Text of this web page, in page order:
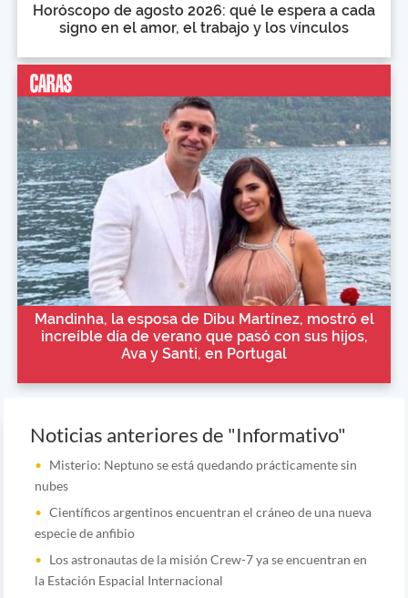
Horóscopo de agosto 2026: qué le espera a cada
signo en el amor, el trabajo y los vínculos
Mandinha, la esposa de Dibu Martínez, mostró el
increíble día de verano que pasó con sus hijos,
Ava y Santi, en Portugal
Noticias anteriores de "Informativo"
Misterio: Neptuno se está quedando prácticamente sin
nubes
Científicos argentinos encuentran el cráneo de una nueva
especie de anfibio
Los astronautas de la misión Crew-7 ya se encuentran en
la Estación Espacial Internacional